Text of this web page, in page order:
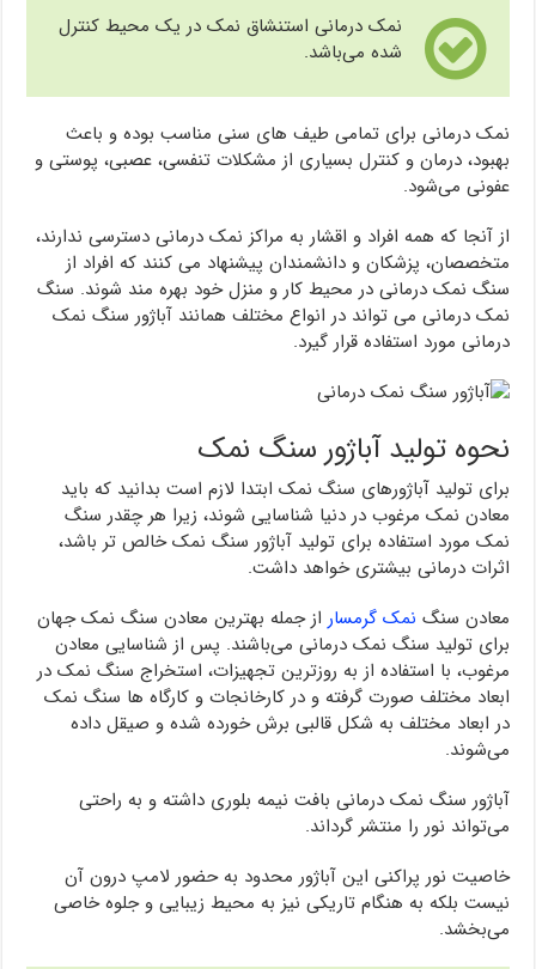
نمک درمانی استنشاق نمک در یک محیط کنترل
شده می‌باشد.
نمک درمانی برای تمامی طیف های سنی مناسب بوده و باعث
بهبود، درمان و کنترل بسیاری از مشکلات تنفسی، عصبی، پوستی و
عفونی می‌شود.
از آنجا که همه افراد و اقشار به مراکز نمک درمانی دسترسی ندارند،
متخصصان، پزشکان و دانشمندان پیشنهاد می کنند که افراد از
سنگ نمک درمانی در محیط کار و منزل خود بهره مند شوند. سنگ
نمک درمانی می تواند در انواع مختلف همانند آباژور سنگ نمک
درمانی مورد استفاده قرار گیرد.
نحوه تولید آباژور سنگ نمک
برای تولید آباژورهای سنگ نمک ابتدا لازم است بدانید که باید
معادن نمک مرغوب در دنیا شناسایی شوند، زیرا هر چقدر سنگ
نمک مورد استفاده برای تولید آباژور سنگ نمک خالص تر باشد،
اثرات درمانی بیشتری خواهد داشت.
معادن سنگ نمک گرمسار از جمله بهترین معادن سنگ نمک جهان
برای تولید سنگ نمک درمانی می‌باشند. پس از شناسایی معادن
مرغوب، با استفاده از به روزترین تجهیزات، استخراج سنگ نمک در
ابعاد مختلف صورت گرفته و در کارخانجات و کارگاه ها سنگ نمک
در ابعاد مختلف به شکل قالبی برش خورده شده و صیقل داده
می‌شوند.
آباژور سنگ نمک درمانی بافت نیمه بلوری داشته و به راحتی
می‌تواند نور را منتشر گرداند.
خاصیت نور پراکنی این آباژور محدود به حضور لامپ درون آن
نیست بلکه به هنگام تاریكی نیز به محیط زیبایی و جلوه خاصی
می‌بخشد.